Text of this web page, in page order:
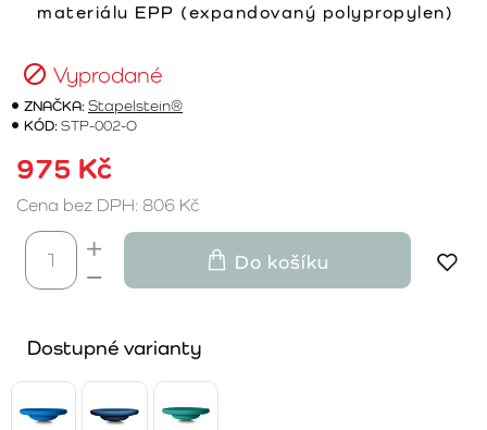
materiálu EPP (expandovaný polypropylen)
Vyprodané
ZNAČKA:Stapelstein®
KÓD:STP-002-O
975 Kč
Cena bez DPH: 806 Kč
Do košíku
Dostupné varianty